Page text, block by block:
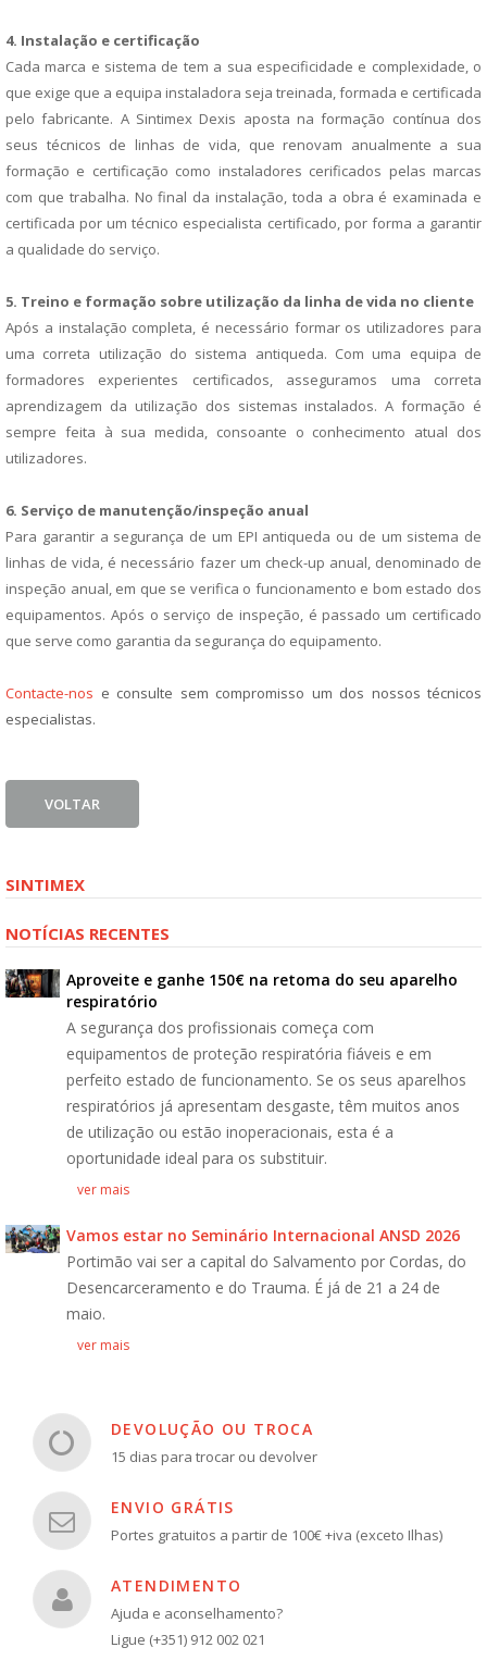
4. Instalação e certificação
Cada marca e sistema de tem a sua especificidade e complexidade, o
que exige que a equipa instaladora seja treinada, formada e certificada
pelo fabricante. A Sintimex Dexis aposta na formação contínua dos
seus técnicos de linhas de vida, que renovam anualmente a sua
formação e certificação como instaladores cerificados pelas marcas
com que trabalha. No final da instalação, toda a obra é examinada e
certificada por um técnico especialista certificado, por forma a garantir
a qualidade do serviço.
5. Treino e formação sobre utilização da linha de vida no cliente
Após a instalação completa, é necessário formar os utilizadores para
uma correta utilização do sistema antiqueda. Com uma equipa de
formadores experientes certificados, asseguramos uma correta
aprendizagem da utilização dos sistemas instalados. A formação é
sempre feita à sua medida, consoante o conhecimento atual dos
utilizadores.
6. Serviço de manutenção/inspeção anual
Para garantir a segurança de um EPI antiqueda ou de um sistema de
linhas de vida, é necessário fazer um check-up anual, denominado de
inspeção anual, em que se verifica o funcionamento e bom estado dos
equipamentos. Após o serviço de inspeção, é passado um certificado
que serve como garantia da segurança do equipamento.
Contacte-nos e consulte sem compromisso um dos nossos técnicos
especialistas.
VOLTAR
SINTIMEX
NOTÍCIAS RECENTES
Aproveite e ganhe 150€ na retoma do seu aparelho
respiratório
A segurança dos profissionais começa com
equipamentos de proteção respiratória fiáveis e em
perfeito estado de funcionamento. Se os seus aparelhos
respiratórios já apresentam desgaste, têm muitos anos
de utilização ou estão inoperacionais, esta é a
oportunidade ideal para os substituir.
ver mais
Vamos estar no Seminário Internacional ANSD 2026
Portimão vai ser a capital do Salvamento por Cordas, do
Desencarceramento e do Trauma. É já de 21 a 24 de
maio.
ver mais
DEVOLUÇÃO OU TROCA
15 dias para trocar ou devolver
ENVIO GRÁTIS
Portes gratuitos a partir de 100€ +iva (exceto Ilhas)
ATENDIMENTO
Ajuda e aconselhamento?
Ligue (+351) 912 002 021